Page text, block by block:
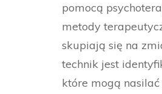
pomocą
metody
skupiają się na
technik jest
które mogą